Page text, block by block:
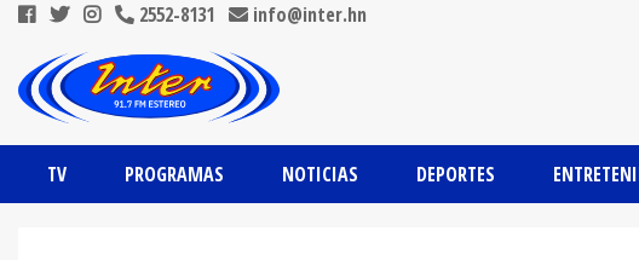
2552-8131 info@inter.hn
TV PROGRAMAS NOTICIAS DEPORTES